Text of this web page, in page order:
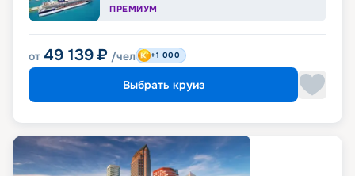
ПРЕМИУМ
от 49 139 ₽ /чел +1 000
Выбрать круиз